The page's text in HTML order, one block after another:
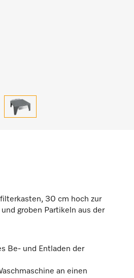
30 cm hoch zur
groben Partikeln aus der
Be- und Entladen der
an einen